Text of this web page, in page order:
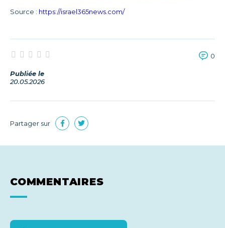
Source : https://israel365news.com/
0
Publiée le
20.05.2026
Partager sur
COMMENTAIRES